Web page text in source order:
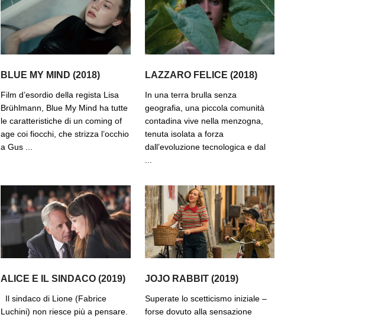
BLUE MY MIND (2018)
Film d’esordio della regista Lisa
Brühlmann, Blue My Mind ha tutte
le caratteristiche di un coming of
age coi fiocchi, che strizza l’occhio
a Gus ...
LAZZARO FELICE (2018)
In una terra brulla senza
geografia, una piccola comunità
contadina vive nella menzogna,
tenuta isolata a forza
dall’evoluzione tecnologica e dal
ALICE E IL SINDACO (2019)
Il sindaco di Lione (Fabrice
Luchini) non riesce più a pensare.
JOJO RABBIT (2019)
Superate lo scetticismo iniziale –
forse dovuto alla sensazione